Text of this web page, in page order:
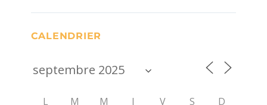
CALENDRIER
L M M J V S D